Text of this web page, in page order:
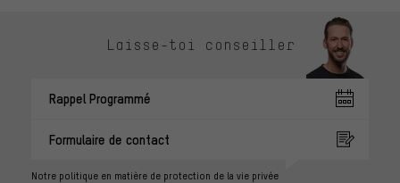
Laisse-toi conseiller
Rappel Programmé
Formulaire de contact
Notre politique en matière de protection de la vie privée